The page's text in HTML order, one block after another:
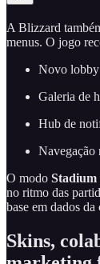
A Blizzard
menus. O jogo
Novo
Galeria de
Hub de
Navegação
O modo Stadium
no ritmo das
base em dados
Skins,